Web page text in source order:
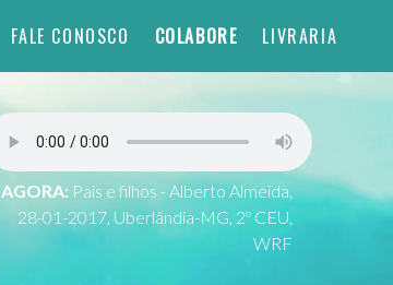
FALE CONOSCO COLABORE LIVRARIA
AGORA: Pais e filhos - Alberto Almeida,
28-01-2017, Uberlândia-MG, 2º CEU,
WRF